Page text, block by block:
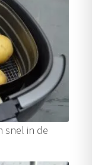
snel in de